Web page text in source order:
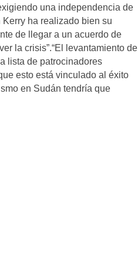
una independencia de
ha realizado bien su
de llegar a un acuerdo de
la crisis”.“El levantamiento de
lista de patrocinadores
esto está vinculado al éxito
en Sudán tendría que